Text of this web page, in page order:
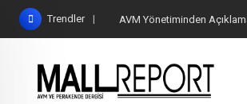
Skip
Trendler AVM Yönetiminden